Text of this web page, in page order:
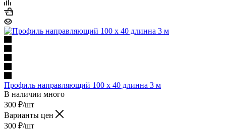
Профиль направляющий 100 x 40 длинна 3 м
В наличии много
300 ₽/шт
Варианты цен
300 ₽/шт